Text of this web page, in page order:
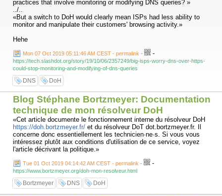
practices that involve monitoring or modifying DNS queries? »
../..
«But a switch to DoH would clearly mean ISPs had less ability to
monitor and manipulate their customers' browsing activity.»
Hehe
Mon 07 Oct 2019 05:11:46 AM CEST - permalink - -
https://tech.slashdot.org/story/19/10/06/2357249/big-isps-worry-dns-over-https-
could-stop-monitoring-and-modifying-of-dns-queries
DNS DoH
Blog Stéphane Bortzmeyer: Documentation
technique de mon résolveur DoH
«Cet article documente le fonctionnement interne du résolveur DoH
https://doh.bortzmeyer.fr/ et du résolveur DoT dot.bortzmeyer.fr. Il
concerne donc essentiellement les technicien·ne·s. Si vous vous
intéressez plutôt aux conditions d'utilisation de ce service, voyez
l'article décrivant la politique.»
Tue 01 Oct 2019 04:14:42 AM CEST - permalink - -
https://www.bortzmeyer.org/doh-mon-resolveur.html
Bortzmeyer DNS DoH